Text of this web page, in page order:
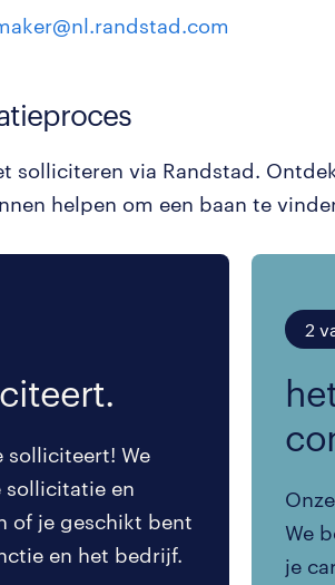
solliciteren via Randstad.
helpen om een baan te
solliciteert! We
sollicitatie en
of je geschikt bent
en het bedrijf.
2
We
je